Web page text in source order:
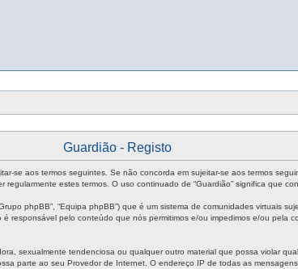
Guardião - Registo
se aos termos seguintes. Se não concorda em sujeitar-se aos termos
estes termos. O uso continuado de “Guardião” significa que
phpBB”, “Equipa phpBB”) que é um sistema de comunidades virtuais
responsável pelo conteúdo que nós permitimos e/ou impedimos e/ou pela
sexualmente tendenciosa ou qualquer outro material que possa violar
parte ao seu Provedor de Internet. O endereço IP de todas as